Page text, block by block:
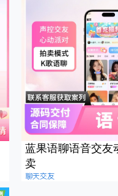
蓝果语聊语音交友
卖
聊天交友